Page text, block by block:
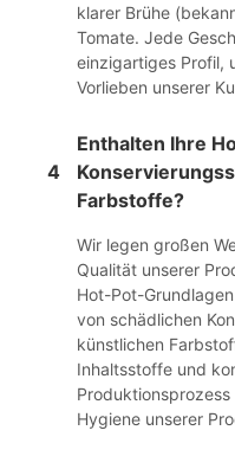
klarer Brühe
Tomate. Jede
einzigartiges Profil,
Vorlieben unserer
4
Enthalten Ihre
Farbstoffe?
Wir legen großen
Qualität unserer
Hot-Pot-
von schädlichen
künstlichen
Inhaltsstoffe und
Hygiene unserer